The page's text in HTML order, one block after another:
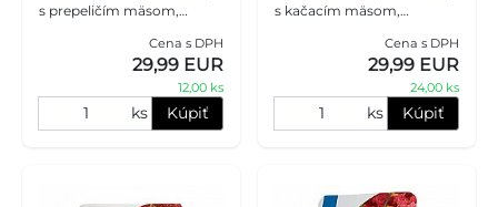
s prepeličím mäsom,
určené na podporu zdravej
kože a lesklej srsti. Vhodné
Cena s DPH
29,99 EUR
12,00 ks
ks Kúpiť
s kačacím mäsom,
určené na podporu zdravia
močových ciest. Vhodné
Cena s DPH
29,99 EUR
24,00 ks
ks Kúpiť